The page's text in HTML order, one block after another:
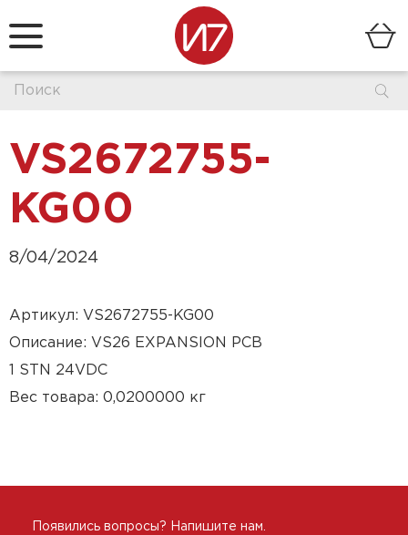
VS2672755-
KG00
8/04/2024
Артикул: VS2672755-KG00
Описание: VS26 EXPANSION PCB
1 STN 24VDC
Вес товара: 0,0200000 кг
Появились вопросы? Напишите нам.